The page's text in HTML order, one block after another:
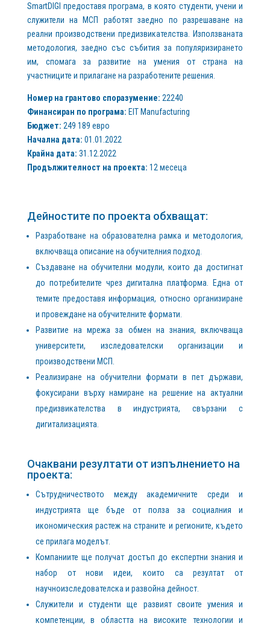
SmartDIGI предоставя програма, в която студенти, учени и
служители на МСП работят заедно по разрешаване на
реални производствени предизвикателства. Използваната
методология, заедно със събития за популяризирането
им, спомага за развитие на умения от страна на
участниците и прилагане на разработените решения.
Номер на грантово споразумение: 22240
Финансиран по програма: EIT Manufacturing
Бюджет: 249 189 евро
Начална дата: 01.01.2022
Крайна дата: 31.12.2022
Продължителност на проекта: 12 месеца
Дейностите по проекта обхващат:
Разработване на образователна рамка и методология,
включваща описание на обучителния подход.
Създаване на обучителни модули, които да достигнат
до потребителите чрез дигитална платформа. Една от
темите предоставя информация, относно организиране
и провеждане на обучителните формати.
Развитие на мрежа за обмен на знания, включваща
университети, изследователски организации и
производствени МСП.
Реализиране на обучителни формати в пет държави,
фокусирани върху намиране на решение на актуални
предизвикателства в индустрията, свързани с
дигитализацията.
Очаквани резултати от изпълнението на
проекта:
Сътрудничеството между академичните среди и
индустрията ще бъде от полза за социалния и
икономическия растеж на страните и регионите, където
се прилага моделът.
Компаниите ще получат достъп до експертни знания и
набор от нови идеи, които са резултат от
научноизследователска и развойна дейност.
Служители и студенти ще развият своите умения и
компетенции, в областта на високите технологии и